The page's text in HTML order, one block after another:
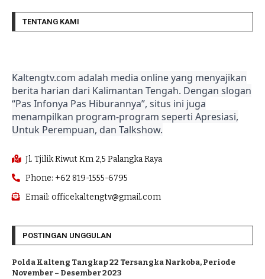
TENTANG KAMI
Kaltengtv.com adalah media online yang menyajikan
berita harian dari Kalimantan Tengah. Dengan slogan
“Pas Infonya Pas Hiburannya”, situs ini juga
menampilkan program-program seperti Apresiasi,
Untuk Perempuan, dan Talkshow.
Jl. Tjilik Riwut Km 2,5 Palangka Raya
Phone: +62 819-1555-6795
Email: officekaltengtv@gmail.com
POSTINGAN UNGGULAN
Polda Kalteng Tangkap 22 Tersangka Narkoba, Periode
November – Desember 2023